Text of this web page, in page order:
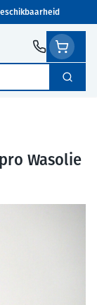
Zoek
Wasolie